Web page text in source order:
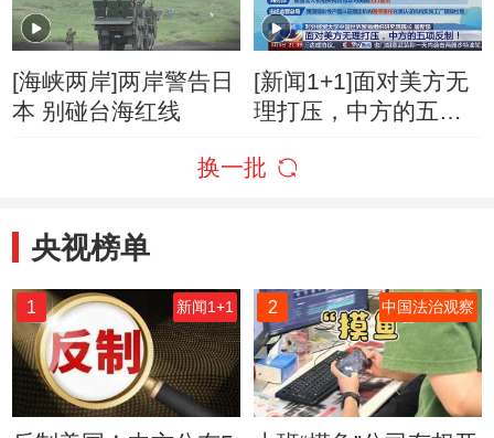
[海峡两岸]两岸警告日
本 别碰台海红线
[新闻1+1]面对美方无
理打压，中方的五项
换一批
央视榜单
1 新闻1+1 2 中国法治观察